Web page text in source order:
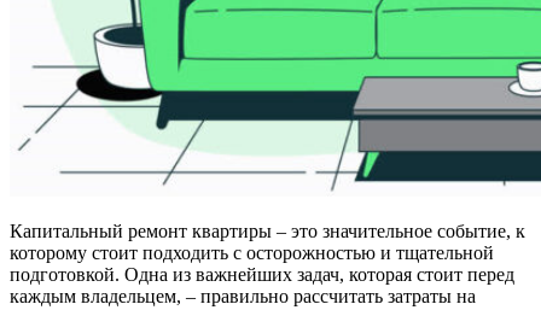
Капитальный ремонт квартиры – это значительное событие, к
которому стоит подходить с осторожностью и тщательной
подготовкой. Одна из важнейших задач, которая стоит перед
каждым владельцем, – правильно рассчитать затраты на